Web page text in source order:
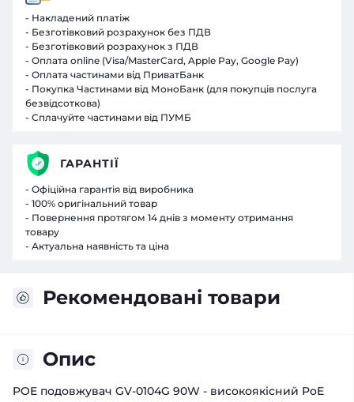
Рекомендовані товари
Опис
POE подовжувач GV-0104G 90W - високоякісний PoE
- Накладений платіж
- Безготівковий розрахунок без ПДВ
- Безготівковий розрахунок з ПДВ
- Оплата online (Visa/MasterCard, Apple Pay, Google Pay)
- Оплата частинами від ПриватБанк
- Покупка Частинами від МоноБанк (для покупців послуга
безвідсоткова)
- Сплачуйте частинами від ПУМБ
ГАРАНТІЇ
- Офіційна гарантія від виробника
- 100% оригінальний товар
- Повернення протягом 14 днів з моменту отримання
товару
- Актуальна наявність та ціна